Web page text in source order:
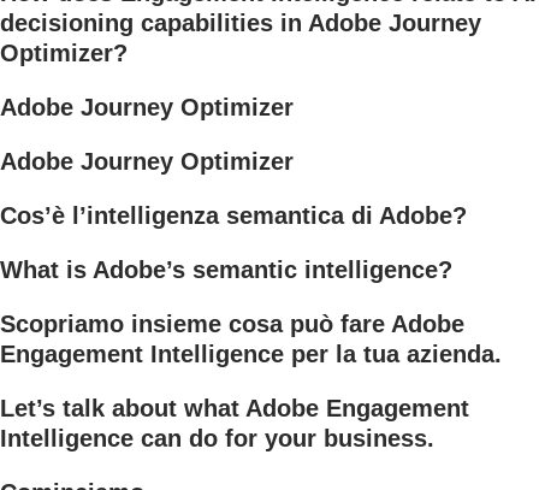
decisioning capabilities in Adobe Journey
Optimizer?
Adobe Journey Optimizer
Adobe Journey Optimizer
Cos’è l’intelligenza semantica di Adobe?
What is Adobe’s semantic intelligence?
Scopriamo insieme cosa può fare Adobe
Engagement Intelligence per la tua azienda.
Let’s talk about what Adobe Engagement
Intelligence can do for your business.